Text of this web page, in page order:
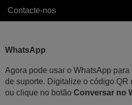
Contacte-nos
WhatsApp
Agora pode usar o WhatsApp
de suporte. Digitalize o código QR
ou clique no botão Conversar no